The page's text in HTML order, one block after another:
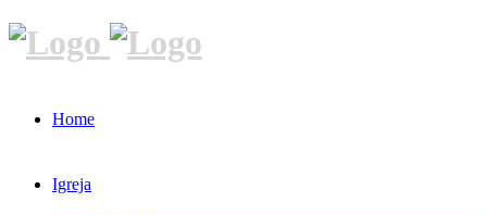
Home
Igreja